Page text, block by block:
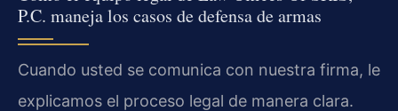
P.C. maneja los casos de defensa de armas
Cuando usted se comunica con nuestra firma, le
explicamos el proceso legal de manera clara.